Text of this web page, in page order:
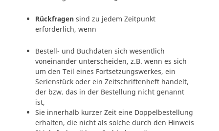
Rückfragen sind zu jedem Zeitpunkt
erforderlich, wenn
Bestell- und Buchdaten sich wesentlich
voneinander unterscheiden, z.B. wenn es sich
um den Teil eines Fortsetzungswerkes, ein
Serienstück oder ein Zeitschriftenheft handelt,
der bzw. das in der Bestellung nicht genannt
ist,
Sie innerhalb kurzer Zeit eine Doppelbestellung
erhalten, die nicht als solche durch den Hinweis